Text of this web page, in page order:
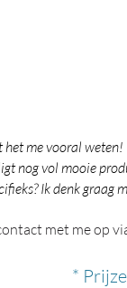
het me vooral
nog vol mooie
Ik denk graag
met me op
*